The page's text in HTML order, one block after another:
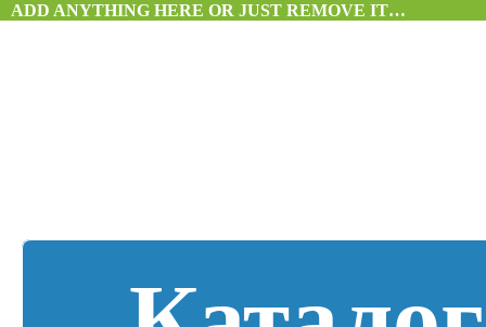
ADD ANYTHING HERE OR JUST REMOVE IT…